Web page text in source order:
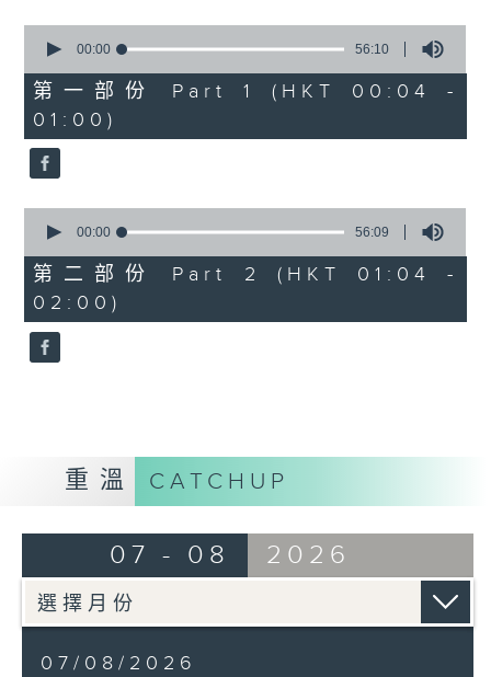
seconds
56
minutes,
10
seconds
00:00 56:10
第一部份 Part 1 (HKT 00:04 -
01:00)
seconds
56
minutes,
9
seconds
00:00 56:09
第二部份 Part 2 (HKT 01:04 -
02:00)
重溫 CATCHUP
07 - 08 2026
07/08/2026